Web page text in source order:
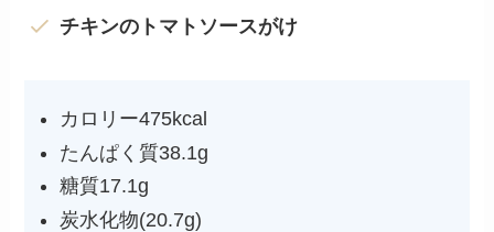
チキンのトマトソースがけ
カロリー475kcal
たんぱく質38.1g
糖質17.1g
炭水化物(20.7g)